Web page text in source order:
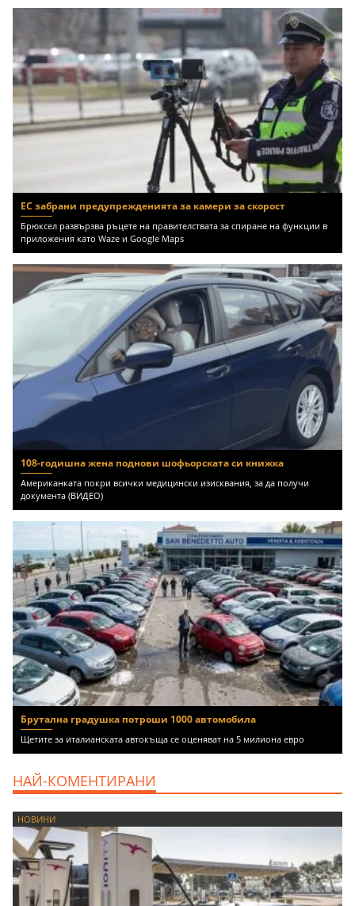
ЕС забрани предупрежденията за камери за скорост
Брюксел развързва ръцете на правителствата за спиране на функции в
приложения като Waze и Google Maps
108-годишна жена поднови шофьорската си книжка
Американката покри всички медицински изисквания, за да получи
документа (ВИДЕО)
Брутална градушка потроши 1000 автомобила
Щетите за италианската автокъща се оценяват на 5 милиона евро
НАЙ-КОМЕНТИРАНИ
НОВИНИ